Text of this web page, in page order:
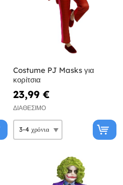
Costume PJ Masks για
κορίτσια
23,99 €
ΔΙΑΘΈΣΙΜΟ